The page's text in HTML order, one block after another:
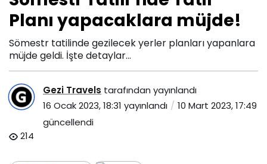
yapacaklara
müjde!
Planı yapacaklara müjde!
Sömestr tatilinde gezilecek yerler planları yapanlara
müjde geldi. İşte detaylar...
Gezi Travels tarafından yayınlandı
16 Ocak 2023, 18:31 yayınlandı
10 Mart 2023, 17:49
güncellendi
214